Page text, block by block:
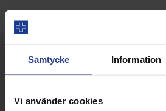
Samtycke Information
Vi använder cookies